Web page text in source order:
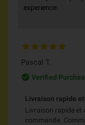
experience.
Pascal T.
Verified
Livraison rapide
Livraison rapide et
commande.